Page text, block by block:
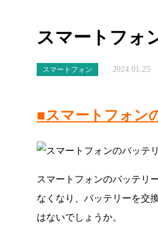
スマートフォ
スマートフォン 2024.01.25
■スマートフォン
スマートフォンのバッテリ
なくなり、バッテリーを交
はないでしょうか。